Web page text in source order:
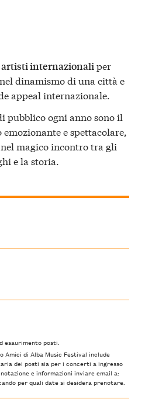
internazionaliper
dinamismo di una città e
appeal internazionale.
pubblico ogni anno sono il
e spettacolare,
magico incontro tra gli
e la storia.
esaurimento posti.
Amici di Alba Music Festival include
dei posti sia per i concerti a ingresso
e informazioni inviare email a:
per quali date si desidera prenotare.